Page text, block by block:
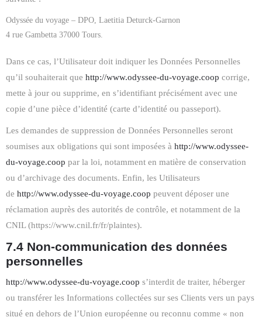
Odyssée du voyage – DPO, Laetitia Deturck-Garnon
4 rue Gambetta 37000 Tours.
Dans ce cas, l’Utilisateur doit indiquer les Données Personnelles
qu’il souhaiterait que http://www.odyssee-du-voyage.coop corrige,
mette à jour ou supprime, en s’identifiant précisément avec une
copie d’une pièce d’identité (carte d’identité ou passeport).
Les demandes de suppression de Données Personnelles seront
soumises aux obligations qui sont imposées à http://www.odyssee-
du-voyage.coop par la loi, notamment en matière de conservation
ou d’archivage des documents. Enfin, les Utilisateurs
de http://www.odyssee-du-voyage.coop peuvent déposer une
réclamation auprès des autorités de contrôle, et notamment de la
CNIL (https://www.cnil.fr/fr/plaintes).
7.4 Non-communication des données
personnelles
http://www.odyssee-du-voyage.coop s’interdit de traiter, héberger
ou transférer les Informations collectées sur ses Clients vers un pays
situé en dehors de l’Union européenne ou reconnu comme « non